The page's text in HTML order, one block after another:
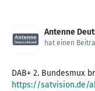
Radioprogramme
sinkt weiter.
Antenne
hat einen
DAB+ 2. Bundesmux
https://satvision.de/